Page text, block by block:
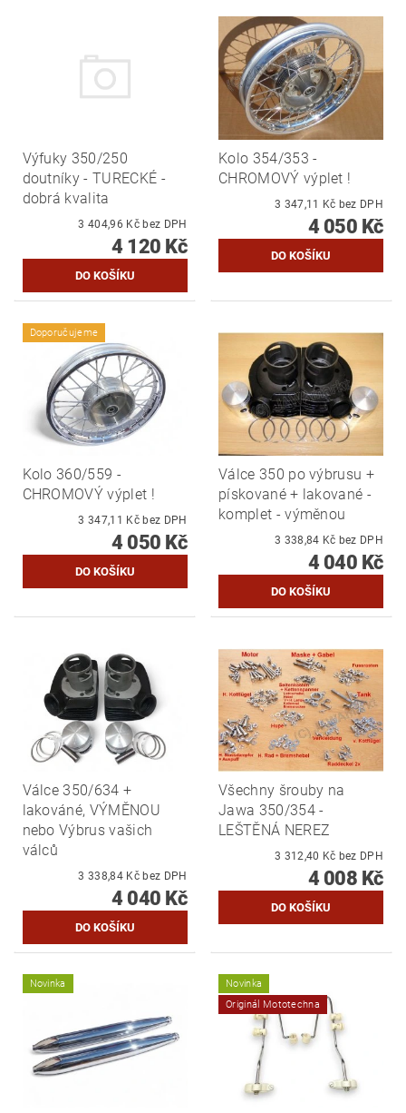
Výfuky 350/250
doutníky - TURECKÉ -
dobrá kvalita
3 404,96 Kč bez DPH
4 120 Kč
Kolo 354/353 -
CHROMOVÝ výplet !
3 347,11 Kč bez DPH
4 050 Kč
Doporučujeme
Kolo 360/559 -
CHROMOVÝ výplet !
3 347,11 Kč bez DPH
4 050 Kč
Válce 350 po výbrusu +
pískované + lakované -
komplet - výměnou
3 338,84 Kč bez DPH
4 040 Kč
Válce 350/634 +
lakováné, VÝMĚNOU
nebo Výbrus vašich
válců
3 338,84 Kč bez DPH
4 040 Kč
Všechny šrouby na
Jawa 350/354 -
LEŠTĚNÁ NEREZ
3 312,40 Kč bez DPH
4 008 Kč
Novinka
Novinka
Originál Mototechna